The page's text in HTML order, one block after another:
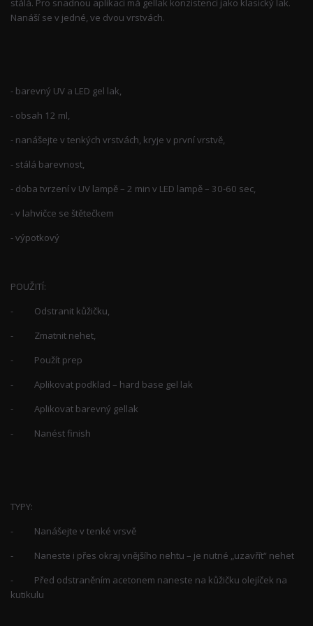
stálá. Pro snadnou aplikaci má gellak konzistenci jako klasický lak.
Nanáší se v jedné, ve dvou vrstvách.
- barevný UV a LED gel lak,
- obsah 12 ml,
- nanášejte v tenkých vrstvách, kryje v první vrstvě,
- stálá barevnost,
- doba tvrzení v UV lampě – 2 min v LED lampě – 30-60 sec,
- v lahvičce se štětečkem
- výpotkový
POUŽITÍ:
- Odstranit kůžičku,
- Zmatnit nehet,
- Použít prep
- Aplikovat podklad – hard base gel lak
- Aplikovat barevný gellak
- Nanést finish
TYPY:
- Nanášejte v tenké vrsvě
- Naneste i přes okraj vnějšího nehtu – je nutné „uzavřít“ nehet
- Před odstraněním acetonem naneste na kůžičku olejíček na
kutikulu